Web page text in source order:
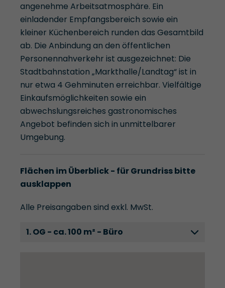
angenehme Arbeitsatmosphäre. Ein
einladender Empfangsbereich sowie ein
kleiner Küchenbereich runden das Gesamtbild
ab. Die Anbindung an den öffentlichen
Personennahverkehr ist ausgezeichnet: Die
Stadtbahnstation „Markthalle/Landtag“ ist in
nur etwa 4 Gehminuten erreichbar. Vielfältige
Einkaufsmöglichkeiten sowie ein
abwechslungsreiches gastronomisches
Angebot befinden sich in unmittelbarer
Umgebung.
Flächen im Überblick - für Grundriss bitte
ausklappen
Alle Preisangaben sind exkl. MwSt.
1. OG - ca. 100 m² - Büro